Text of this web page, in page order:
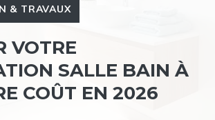
& TRAVAUX
VOTRE
SALLE BAIN À
COÛT EN 2026